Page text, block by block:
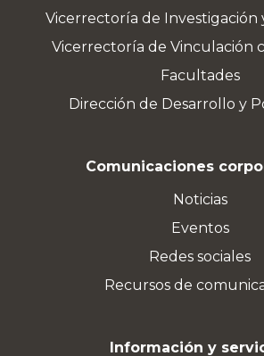
Vicerrectoría de Investigación
Vicerrectoría de Vinculación
Facultades
Dirección de Desarrollo y
Comunicaciones
Noticias
Eventos
Redes sociales
Recursos de
Información y